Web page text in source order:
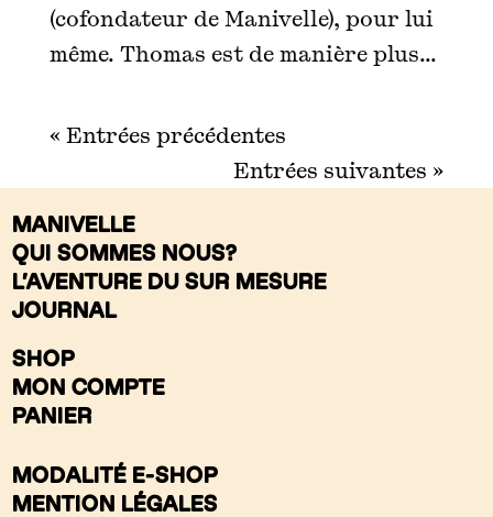
(cofondateur de Manivelle), pour lui
même. Thomas est de manière plus...
« Entrées précédentes
Entrées suivantes »
MANIVELLE
QUI SOMMES NOUS?
L’AVENTURE DU SUR MESURE
JOURNAL
SHOP
MON COMPTE
PANIER
MODALITÉ E-SHOP
MENTION LÉGALES